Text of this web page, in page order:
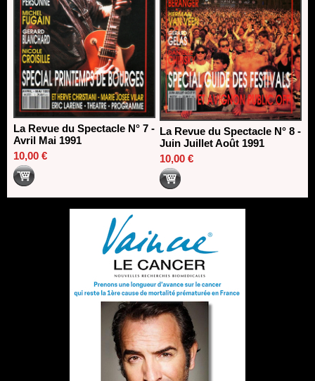
La Revue du Spectacle N° 7 -
Avril Mai 1991
10,00 €
La Revue du Spectacle N° 8 -
Juin Juillet Août 1991
10,00 €